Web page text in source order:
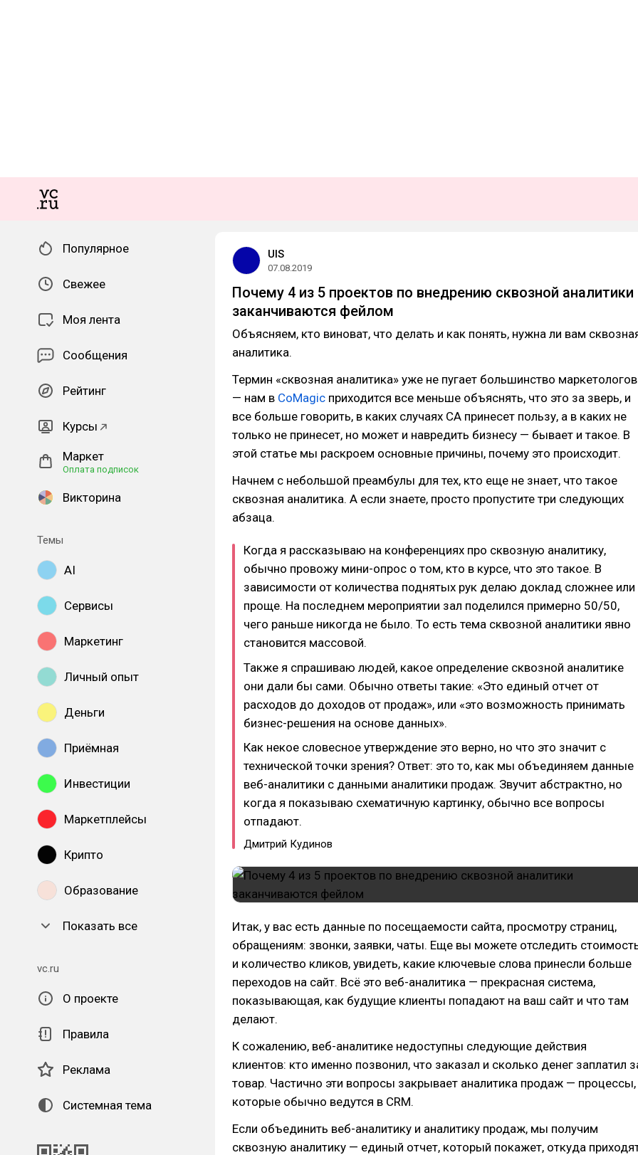
Популярное
Свежее
Моя лента
Сообщения
Рейтинг
Курсы
Маркет
Оплата подписок
Викторина
Темы
AI
Сервисы
Маркетинг
Личный опыт
Деньги
Приёмная
Инвестиции
Маркетплейсы
Крипто
Образование
Показать все
vc.ru
О проекте
Правила
Реклама
Системная тема
UIS
07.08.2019
Почему 4 из 5 проектов по внедрению сквозной аналитики
заканчиваются фейлом
Объясняем, кто виноват, что делать и как понять, нужна ли вам
аналитика.
Термин «сквозная аналитика» уже не пугает большинство маркетологов
— нам в CoMagic приходится все меньше объяснять, что это за зверь, и
все больше говорить, в каких случаях СА принесет пользу, а в каких не
только не принесет, но может и навредить бизнесу — бывает и такое. В
этой статье мы раскроем основные причины, почему это происходит.
Начнем с небольшой преамбулы для тех, кто еще не знает, что такое
сквозная аналитика. А если знаете, просто пропустите три следующих
абзаца.
Когда я рассказываю на конференциях про сквозную аналитику,
обычно провожу мини-опрос о том, кто в курсе, что это такое. В
зависимости от количества поднятых рук делаю доклад сложнее или
проще. На последнем мероприятии зал поделился примерно 50/50,
чего раньше никогда не было. То есть тема сквозной аналитики явно
становится массовой.
Также я спрашиваю людей, какое определение сквозной аналитике
они дали бы сами. Обычно ответы такие: «Это единый отчет от
расходов до доходов от продаж», или «это возможность принимать
бизнес-решения на основе данных».
Как некое словесное утверждение это верно, но что это значит с
технической точки зрения? Ответ: это то, как мы объединяем данные
веб-аналитики с данными аналитики продаж. Звучит абстрактно, но
когда я показываю схематичную картинку, обычно все вопросы
отпадают.
Дмитрий Кудинов
Итак, у вас есть данные по посещаемости сайта, просмотру страниц,
обращениям: звонки, заявки, чаты. Еще вы можете отследить
и количество кликов, увидеть, какие ключевые слова принесли больше
переходов на сайт. Всё это веб-аналитика — прекрасная система,
показывающая, как будущие клиенты попадают на ваш сайт и что там
делают.
К сожалению, веб-аналитике недоступны следующие действия
клиентов: кто именно позвонил, что заказал и сколько денег заплатил
товар. Частично эти вопросы закрывает аналитика продаж — процессы,
которые обычно ведутся в CRM.
Если объединить веб-аналитику и аналитику продаж, мы получим
сквозную аналитику — единый отчет, который покажет, откуда